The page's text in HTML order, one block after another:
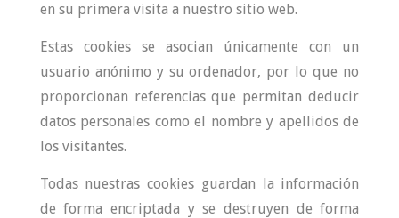
en su primera visita a nuestro sitio web.
Estas cookies se asocian únicamente con un
usuario anónimo y su ordenador, por lo que no
proporcionan referencias que permitan deducir
datos personales como el nombre y apellidos de
los visitantes.
Todas nuestras cookies guardan la información
de forma encriptada y se destruyen de forma